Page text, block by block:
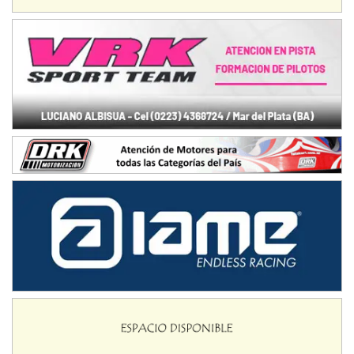
KDO - F6
Ciudad de Trenque Lauquen (Asfalto)
ENTRERRIANO - F6 (POSTERGADA)
Parque de la Velocidad (Asfalto)
Villaguay (Entre Ríos)
VICTORIENSE - F7
El Cerro (Tierra)
Victoria (Entre Ríos)
PATAGONICO - F6
Moto Club Reginense (Tierra)
Gral. E. Godoy (Río Negro)
CSK - F7